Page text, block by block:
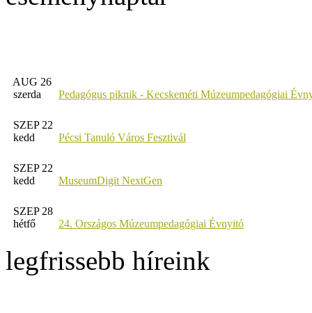
AUG 26
szerda
Pedagógus piknik - Kecskeméti Múzeumpedagógiai
SZEP 22
kedd
Pécsi Tanuló Város Fesztivál
SZEP 22
kedd
MuseumDigit NextGen
SZEP 28
hétfő
24. Országos Múzeumpedagógiai Évnyitó
legfrissebb híreink